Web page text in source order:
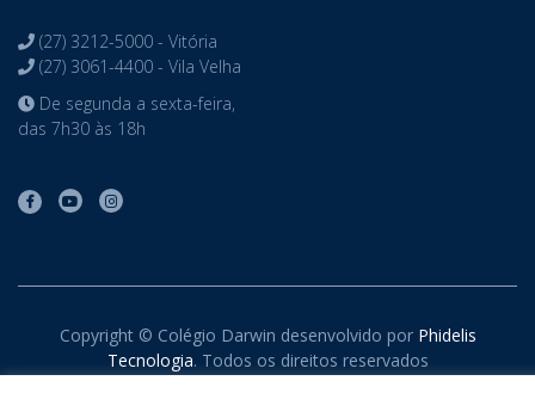
(27) 3212-5000 - Vitória
(27) 3061-4400 - Vila Velha
De segunda a sexta-feira,
das 7h30 às 18h
Copyright © Colégio Darwin desenvolvido por Phidelis
Tecnologia. Todos os direitos reservados